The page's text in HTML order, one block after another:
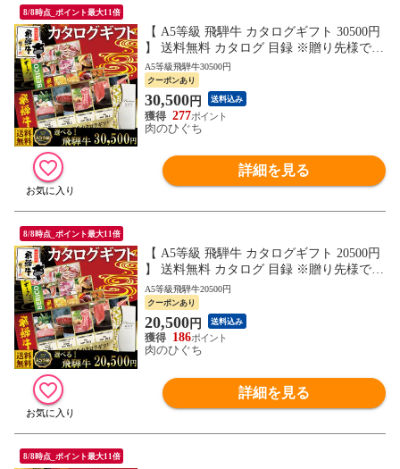
8/8時点_ポイント最大11倍
【 A5等級 飛騨牛 カタログギフト 30500円
】 送料無料 カタログ 目録 ※贈り先様でお
好きな商品を選んでいただけます カタログ
福利厚生 内祝 御礼 お祝い 御祝 肉 グルメ
ギフト
A5等級飛騨牛30500円
クーポンあり
30,500円 送料込み
277
肉のひぐち
詳細を見る
8/8時点_ポイント最大11倍
【 A5等級 飛騨牛 カタログギフト 20500円
】 送料無料 カタログ 目録 ※贈り先様でお
好きな商品を選んでいただけます カタログ
福利厚生 内祝 御礼 お祝い 御祝 肉 グルメ
ギフト
A5等級飛騨牛20500円
クーポンあり
20,500円 送料込み
186
肉のひぐち
詳細を見る
8/8時点_ポイント最大11倍